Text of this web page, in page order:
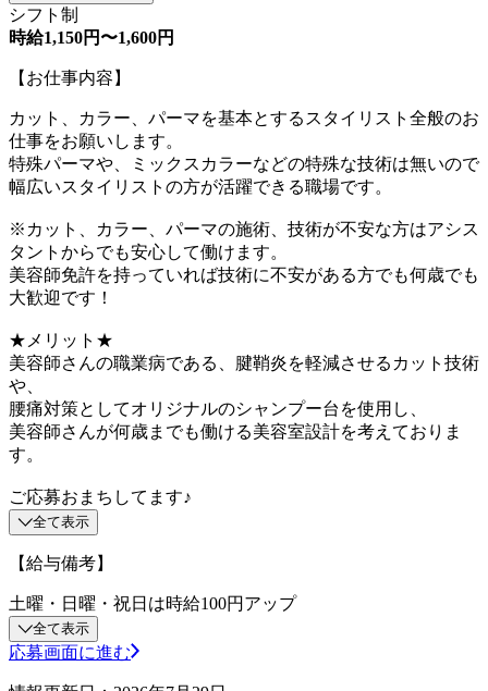
シフト制
時給1,150円〜1,600円
【お仕事内容】
カット、カラー、パーマを基本とするスタイリスト全般のお
仕事をお願いします。
特殊パーマや、ミックスカラーなどの特殊な技術は無いので
幅広いスタイリストの方が活躍できる職場です。
※カット、カラー、パーマの施術、技術が不安な方はアシス
タントからでも安心して働けます。
美容師免許を持っていれば技術に不安がある方でも何歳でも
大歓迎です！
★メリット★
美容師さんの職業病である、腱鞘炎を軽減させるカット技術
や、
腰痛対策としてオリジナルのシャンプー台を使用し、
美容師さんが何歳までも働ける美容室設計を考えておりま
す。
ご応募おまちしてます♪
全て表示
【給与備考】
土曜・日曜・祝日は時給100円アップ
全て表示
応募画面に進む